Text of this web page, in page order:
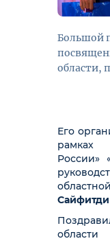
Большой
области,
Его
рамках
России»